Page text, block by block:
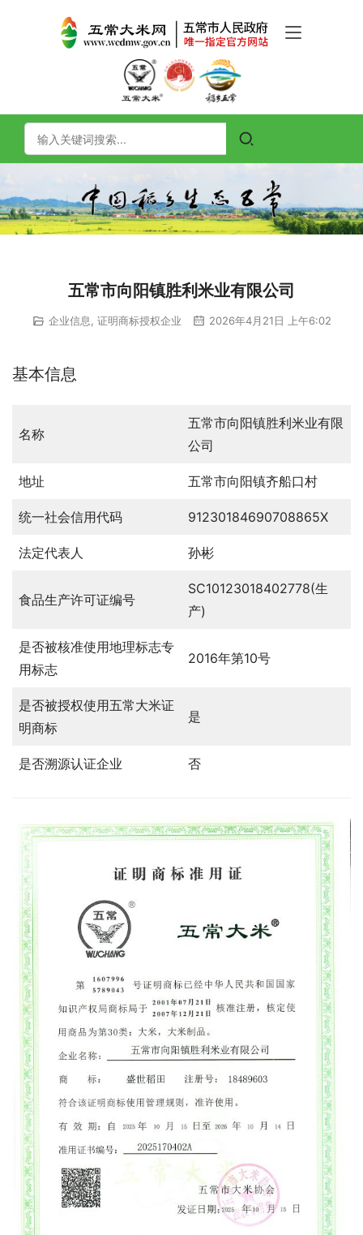
五常市向阳镇胜利米业有限公司
企业信息 证明商标授权企业 2026年4月21日 上午6:02
基本信息
名称
五常市向阳镇胜利米业有限
公司
地址 五常市向阳镇齐船口村
统一社会信用代码 91230184690708865X
法定代表人 孙彬
食品生产许可证编号
SC10123018402778(生
产)
是否被核准使用地理标志专
用标志
2016年第10号
是否被授权使用五常大米证
明商标
是
是否溯源认证企业 否